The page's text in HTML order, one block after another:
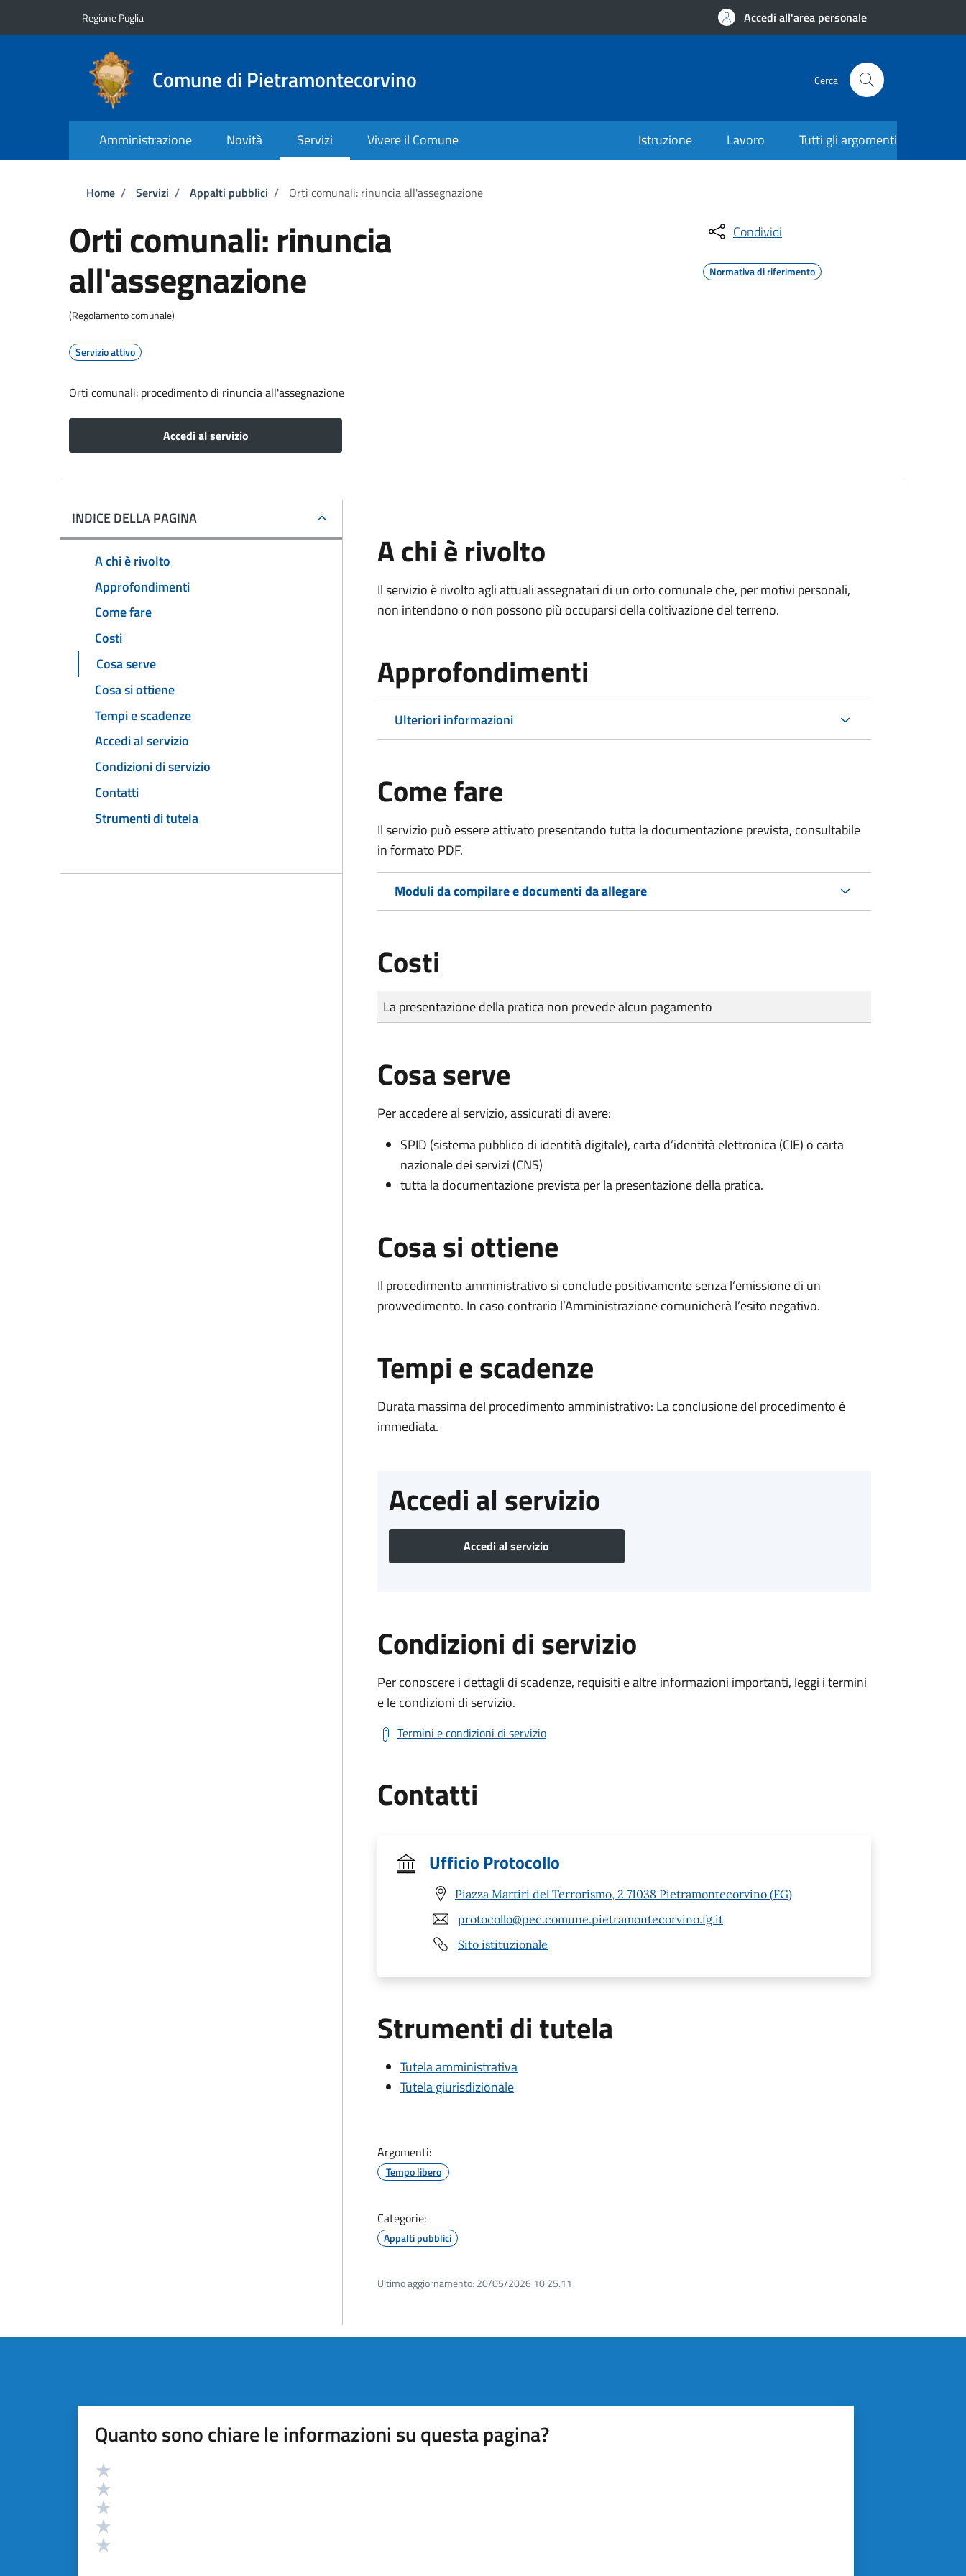
Regione Puglia Accedi all'area personale
Comune di Pietramontecorvino Cerca
Amministrazione Novità Servizi Vivere il Comune Istruzione Lavoro Tutti gli argomenti
Briciole di pane
Home / Servizi / Appalti pubblici / Orti comunali: rinuncia all'assegnazione
Orti comunali: rinuncia
all'assegnazione
(Regolamento comunale)
Servizio attivo
Orti comunali: procedimento di rinuncia all'assegnazione
Accedi al servizio
Condividi
Normativa di riferimento
INDICE DELLA PAGINA
A chi è rivolto
Approfondimenti
Come fare
Costi
Cosa serve
Cosa si ottiene
Tempi e scadenze
Accedi al servizio
Condizioni di servizio
Contatti
Strumenti di tutela
A chi è rivolto
Il servizio è rivolto agli attuali assegnatari di un orto comunale che, per motivi personali,
non intendono o non possono più occuparsi della coltivazione del terreno.
Approfondimenti
Ulteriori informazioni
Come fare
Il servizio può essere attivato presentando tutta la documentazione prevista, consultabile
in formato PDF.
Moduli da compilare e documenti da allegare
Costi
Tipo di pagamento
Importo
La presentazione della pratica non prevede alcun pagamento
Cosa serve
Per accedere al servizio, assicurati di avere:
SPID (sistema pubblico di identità digitale), carta d’identità elettronica (CIE) o carta
nazionale dei servizi (CNS)
tutta la documentazione prevista per la presentazione della pratica.
Cosa si ottiene
Il procedimento amministrativo si conclude positivamente senza l’emissione di un
provvedimento. In caso contrario l’Amministrazione comunicherà l’esito negativo.
Tempi e scadenze
Durata massima del procedimento amministrativo: La conclusione del procedimento è
immediata.
Accedi al servizio
Accedi al servizio
Condizioni di servizio
Per conoscere i dettagli di scadenze, requisiti e altre informazioni importanti, leggi i termini
e le condizioni di servizio.
Termini e condizioni di servizio
Contatti
Ufficio Protocollo
Piazza Martiri del Terrorismo, 2 71038 Pietramontecorvino (FG)
protocollo@pec.comune.pietramontecorvino.fg.it
Sito istituzionale
Strumenti di tutela
Tutela amministrativa
Tutela giurisdizionale
Argomenti:
Tempo libero
Categorie:
Appalti pubblici
Ultimo aggiornamento: 20/05/2026 10:25.11
Quanto sono chiare le informazioni su questa pagina?
Valutazione